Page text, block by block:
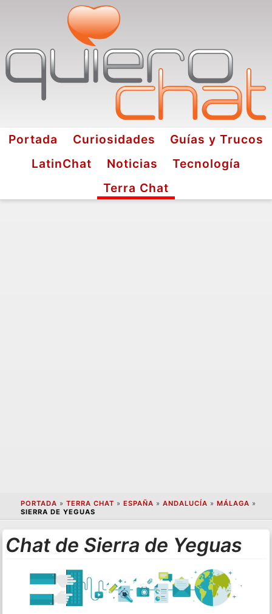
Portada Curiosidades
Guías y Trucos
LatinChat
Noticias
Tecnología
Terra Chat
PORTADA » TERRA CHAT » ESPAÑA » ANDALUCÍA » MÁLAGA »
SIERRA DE YEGUAS
Chat de Sierra de Yeguas